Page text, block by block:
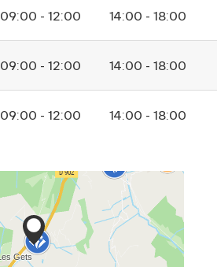
09:00 - 12:00 14:00 - 18:00
09:00 - 12:00 14:00 - 18:00
09:00 - 12:00 14:00 - 18:00